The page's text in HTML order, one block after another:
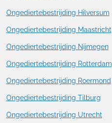
Ongediertebestrijding Hilversum
Ongediertebestrijding Maastricht
Ongediertebestrijding Nijmegen
Ongediertebestrijding Rotterdam
Ongediertebestrijding Roermond
Ongediertebestrijding Tilburg
Ongediertebestrijding Utrecht